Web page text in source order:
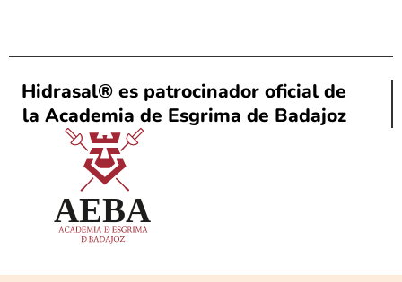
Hidrasal® es patrocinador oficial de
la Academia de Esgrima de Badajoz